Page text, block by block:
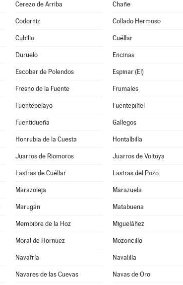
Cerezo de Arriba Chañe
Codorniz Collado Hermoso
Cubillo Cuéllar
Duruelo Encinas
Escobar de Polendos Espinar (El)
Fresno de la Fuente Frumales
Fuentepelayo Fuentepiñel
Fuentidueña Gallegos
Honrubia de la Cuesta Hontalbilla
Juarros de Riomoros Juarros de Voltoya
Lastras de Cuéllar Lastras del Pozo
Marazoleja Marazuela
Marugán Matabuena
Membibre de la Hoz Migueláñez
Moral de Hornuez Mozoncillo
Navafría Navalilla
Navares de las Cuevas Navas de Oro